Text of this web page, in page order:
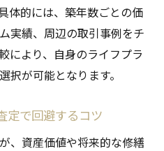
体的には、築年数ごとの価
実績、周辺の取引事例をチ
により、自身のライフプラ
択が可能となります。
定で回避するコツ
、資産価値や将来的な修繕